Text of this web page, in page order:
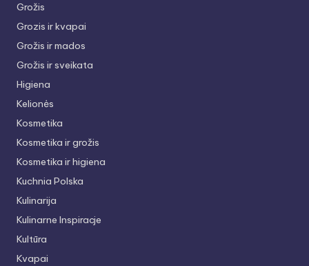
Grožis
Grozis ir kvapai
Grožis ir mados
Grožis ir sveikata
Higiena
Kelionės
Kosmetika
Kosmetika ir grožis
Kosmetika ir higiena
Kuchnia Polska
Kulinarija
Kulinarne Inspiracje
Kultūra
Kvapai